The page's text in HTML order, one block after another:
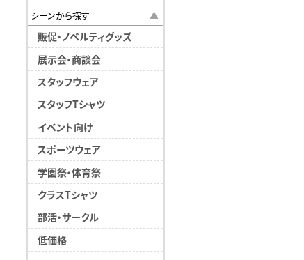
シーンから探す
販促・ノベルティグッズ
展示会・商談会
スタッフウェア
スタッフTシャツ
イベント向け
スポーツウェア
学園祭・体育祭
クラスTシャツ
部活・サークル
低価格